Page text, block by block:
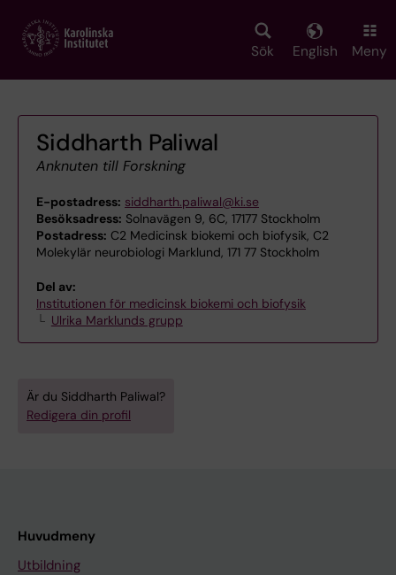
main
Sök English Meny
Siddharth Paliwal
Anknuten till Forskning
E-postadress: siddharth.paliwal@ki.se
Besöksadress: Solnavägen 9, 6C, 17177 Stockholm
Postadress: C2 Medicinsk biokemi och biofysik, C2
Molekylär neurobiologi Marklund, 171 77 Stockholm
Del av:
Institutionen för medicinsk biokemi och biofysik
Ulrika Marklunds grupp
Är du Siddharth Paliwal?
Redigera din profil
Huvudmeny
Utbildning